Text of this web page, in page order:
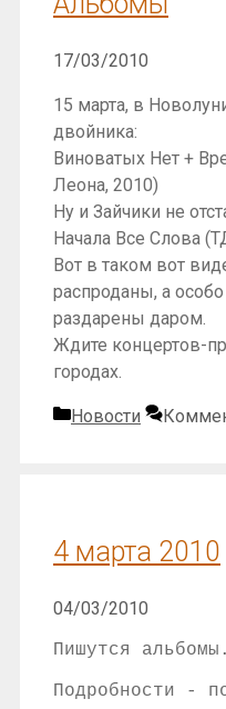
17/03/2010
15 марта, в
двойника:
Виноватых Нет +
Леона, 2010)
Ну и Зайчики не
Начала Все Слова
Вот в таком вот
распроданы, а
раздарены даром.
Ждите концертов-
городах.
Рубрики
Новости
4 марта 2010
04/03/2010
Пишутся
Подробности -